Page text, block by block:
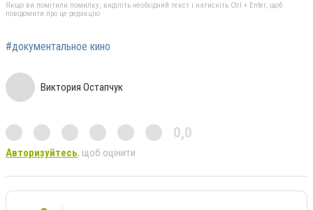
Якщо ви помітили помилку, виділіть необхідний текст і натисніть Ctrl + Enter, щоб
повідомити про це редакцію
#документальное кино
Виктория Остапчук
0,0
Авторизуйтесь, щоб оцінити